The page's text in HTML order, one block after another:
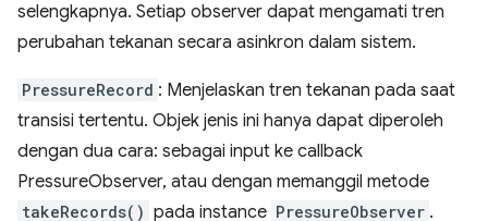
selengkapnya. Setiap observer dapat mengamati tren
perubahan tekanan secara asinkron dalam sistem.
PressureRecord : Menjelaskan tren tekanan pada saat
transisi tertentu. Objek jenis ini hanya dapat diperoleh
dengan dua cara: sebagai input ke callback
PressureObserver, atau dengan memanggil metode
takeRecords() pada instance PressureObserver .